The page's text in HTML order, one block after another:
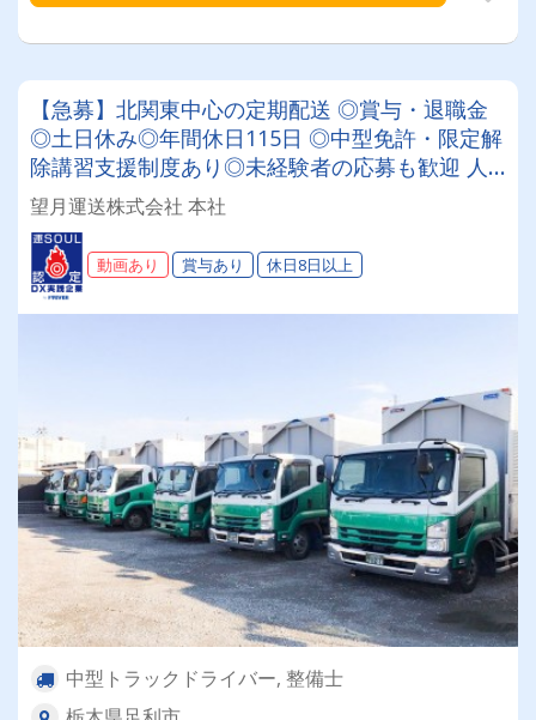
【急募】北関東中心の定期配送 ◎賞与・退職金
◎土日休み◎年間休日115日 ◎中型免許・限定解
除講習支援制度あり◎未経験者の応募も歓迎 人
生の大半を占める[働く時間]を、私達と一緒によ
り「楽しく」「熱くかっこよく」過ごしましませ
んか?
望月運送株式会社 本社
動画あり 賞与あり 休日8日以上
中型トラックドライバー, 整備士